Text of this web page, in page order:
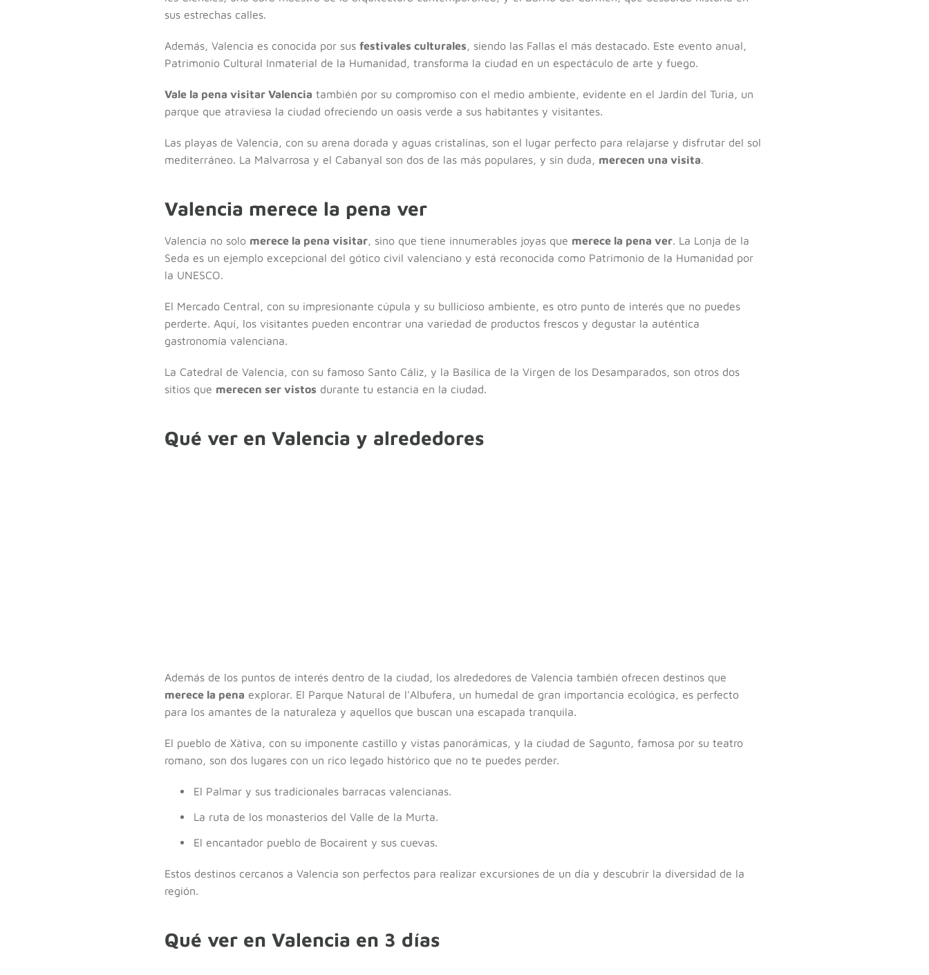
sus estrechas calles.
Además, Valencia es conocida por sus festivales culturales, siendo las Fallas el más destacado. Este evento anual,
Patrimonio Cultural Inmaterial de la Humanidad, transforma la ciudad en un espectáculo de arte y fuego.
Vale la pena visitar Valencia también por su compromiso con el medio ambiente, evidente en el Jardín del Turia, un
parque que atraviesa la ciudad ofreciendo un oasis verde a sus habitantes y visitantes.
Las playas de Valencia, con su arena dorada y aguas cristalinas, son el lugar perfecto para relajarse y disfrutar del sol
mediterráneo. La Malvarrosa y el Cabanyal son dos de las más populares, y sin duda, merecen una visita.
Valencia merece la pena ver
Valencia no solo merece la pena visitar, sino que tiene innumerables joyas que merece la pena ver. La Lonja de la
Seda es un ejemplo excepcional del gótico civil valenciano y está reconocida como Patrimonio de la Humanidad por
la UNESCO.
El Mercado Central, con su impresionante cúpula y su bullicioso ambiente, es otro punto de interés que no puedes
perderte. Aquí, los visitantes pueden encontrar una variedad de productos frescos y degustar la auténtica
gastronomía valenciana.
La Catedral de Valencia, con su famoso Santo Cáliz, y la Basílica de la Virgen de los Desamparados, son otros dos
sitios que merecen ser vistos durante tu estancia en la ciudad.
Qué ver en Valencia y alrededores
Además de los puntos de interés dentro de la ciudad, los alrededores de Valencia también ofrecen destinos que
merece la pena explorar. El Parque Natural de l'Albufera, un humedal de gran importancia ecológica, es perfecto
para los amantes de la naturaleza y aquellos que buscan una escapada tranquila.
El pueblo de Xàtiva, con su imponente castillo y vistas panorámicas, y la ciudad de Sagunto, famosa por su teatro
romano, son dos lugares con un rico legado histórico que no te puedes perder.
El Palmar y sus tradicionales barracas valencianas.
La ruta de los monasterios del Valle de la Murta.
El encantador pueblo de Bocairent y sus cuevas.
Estos destinos cercanos a Valencia son perfectos para realizar excursiones de un día y descubrir la diversidad de la
región.
Qué ver en Valencia en 3 días